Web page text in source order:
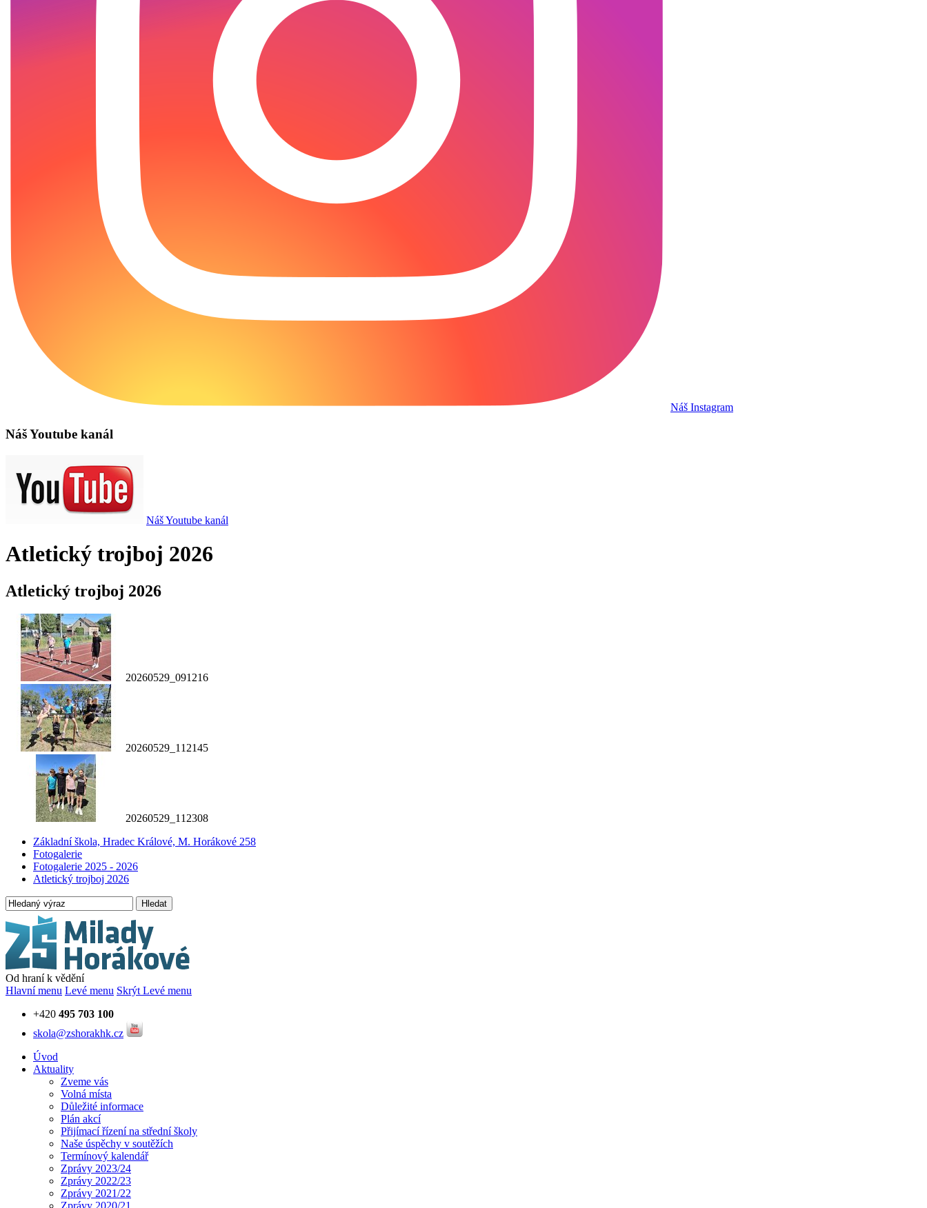
Náš Instagram
Náš Youtube kanál
Náš Youtube kanál
Atletický trojboj 2026
Atletický trojboj 2026
20260529_091216
20260529_112145
20260529_112308
Základní škola, Hradec Králové, M. Horákové 258
Fotogalerie
Fotogalerie 2025 - 2026
Atletický trojboj 2026
Hledat
Od hraní k vědění
Hlavní menu Levé menu Skrýt Levé menu
+420 495 703 100
skola@zshorakhk.cz
Úvod
Aktuality
Zveme vás
Volná místa
Důležité informace
Plán akcí
Přijímací řízení na střední školy
Naše úspěchy v soutěžích
Termínový kalendář
Zprávy 2023/24
Zprávy 2022/23
Zprávy 2021/22